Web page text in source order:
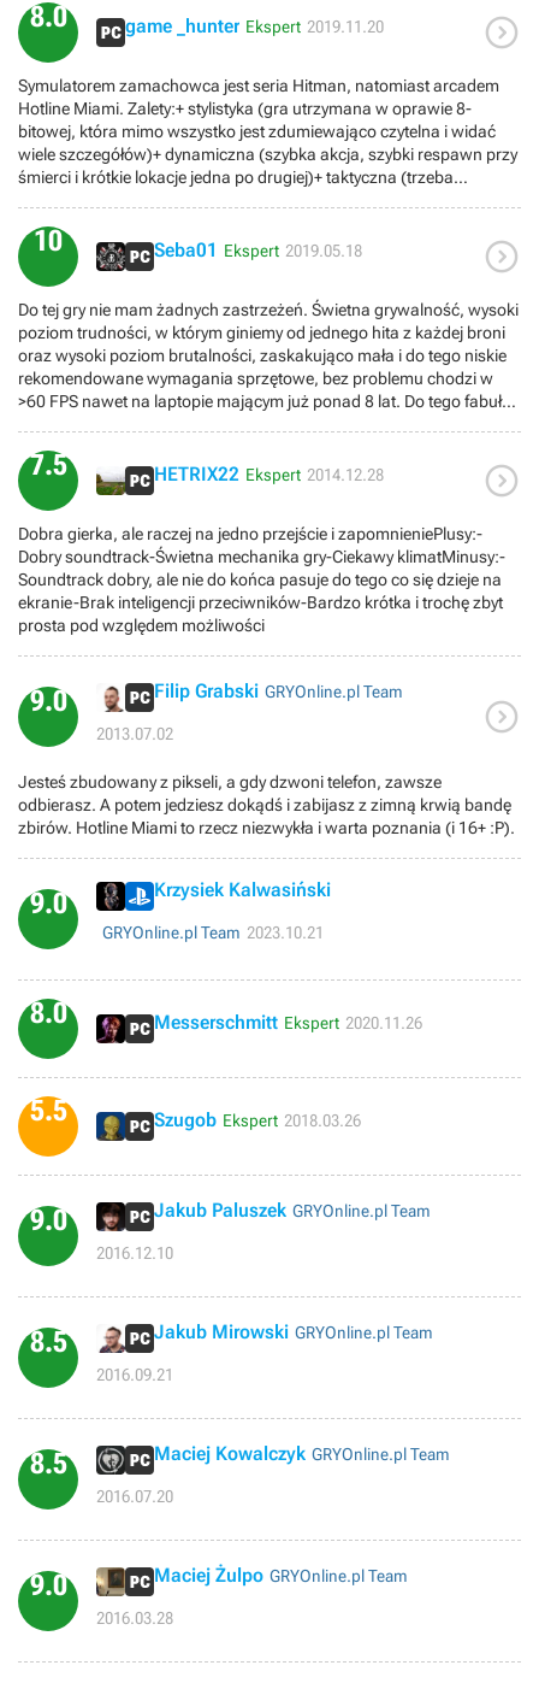
8.0 game _hunter Ekspert 2019.11.20 
Symulatorem zamachowca jest seria Hitman, natomiast arcadem
Hotline Miami. Zalety:+ stylistyka (gra utrzymana w oprawie 8-
bitowej, która mimo wszystko jest zdumiewająco czytelna i widać
wiele szczegółów)+ dynamiczna (szybka akcja, szybki respawn przy
śmierci i krótkie lokacje jedna po drugiej)+ taktyczna (trzeba
dobór maski przed akcją)+ muzyka (krótkie wzorowane na latach
80-tych utwory idealnie pasją do maskowego mordowania)+
brutalność (krew, flaki, kości i czerwony kolor dominuje na ekranie
podczas gry) Wady:- krótka (w jeden wieczór można przejść bez
problemu)- fabuła (przerywniki między misjami są nieco słabe,
chociaż w końcówce zaczyna się robić ciekawie)Reasumując,
Hotline Miami to świetna gra do weekendowego odstresowania po
całym tygodniu pracy.
10 Seba01 Ekspert 2019.05.18 
Do tej gry nie mam żadnych zastrzeżeń. Świetna grywalność, wysoki
poziom trudności, w którym giniemy od jednego hita z każdej broni
oraz wysoki poziom brutalności, zaskakująco mała i do tego niskie
rekomendowane wymagania sprzętowe, bez problemu chodzi w
>60 FPS nawet na laptopie mającym już ponad 8 lat. Do tego fabuła i
gdyż trzeba wszystko zaliczyć na A+, a to nie lada wyzwanie, a tak to
polecam.
7.5 HETRIX22 Ekspert 2014.12.28 
Dobra gierka, ale raczej na jedno przejście i zapomnieniePlusy:-
Dobry soundtrack-Świetna mechanika gry-Ciekawy klimatMinusy:-
Soundtrack dobry, ale nie do końca pasuje do tego co się dzieje na
ekranie-Brak inteligencji przeciwników-Bardzo krótka i trochę zbyt
prosta pod względem możliwości
9.0 Filip Grabski GRYOnline.pl Team
2013.07.02 
Jesteś zbudowany z pikseli, a gdy dzwoni telefon, zawsze
odbierasz. A potem jedziesz dokądś i zabijasz z zimną krwią bandę
zbirów. Hotline Miami to rzecz niezwykła i warta poznania (i 16+ :P).
9.0 Krzysiek Kalwasiński
GRYOnline.pl Team 2023.10.21
8.0 Messerschmitt Ekspert 2020.11.26
5.5 Szugob Ekspert 2018.03.26
9.0 Jakub Paluszek GRYOnline.pl Team
2016.12.10
8.5 Jakub Mirowski GRYOnline.pl Team
2016.09.21
8.5 Maciej Kowalczyk GRYOnline.pl Team
2016.07.20
9.0 Maciej Żulpo GRYOnline.pl Team
2016.03.28